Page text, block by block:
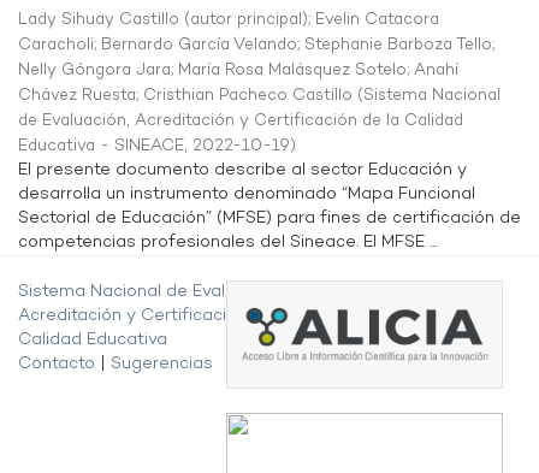
Lady Sihuay Castillo (autor principal); Evelin Catacora
Caracholi; Bernardo García Velando; Stephanie Barboza Tello;
Nelly Góngora Jara; María Rosa Malásquez Sotelo; Anahí
Chávez Ruesta; Cristhian Pacheco Castillo (Sistema Nacional
de Evaluación, Acreditación y Certificación de la Calidad
Educativa - SINEACE, 2022-10-19)
El presente documento describe al sector Educación y
desarrolla un instrumento denominado “Mapa Funcional
Sectorial de Educación” (MFSE) para fines de certificación de
competencias profesionales del Sineace. El MFSE ...
Sistema Nacional de Evaluación,
Acreditación y Certificación de la
Calidad Educativa
Contacto
Sugerencias